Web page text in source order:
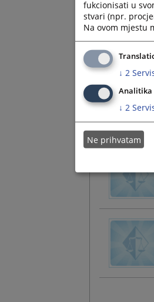
fukcionisati u
stvari (npr.
Na ovom mjestu
↓ 2
Analitika
↓ 2
Ne prihvatam